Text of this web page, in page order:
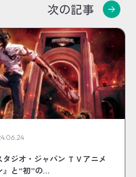
次の記事
ジオ・ジャパン ＴＶアニメ
』と“初”の…